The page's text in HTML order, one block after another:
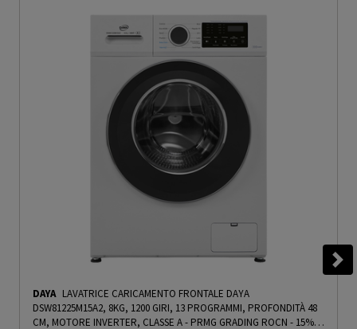
DAYA LAVATRICE CARICAMENTO FRONTALE DAYA
DSW81225M15A2, 8KG, 1200 GIRI, 13 PROGRAMMI, PROFONDITÀ 48
CM, MOTORE INVERTER, CLASSE A - PRMG GRADING ROCN - 15%-